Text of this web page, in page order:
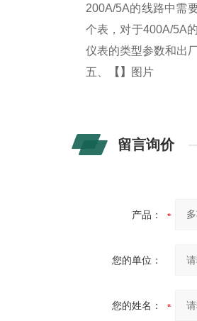
200A/5A的线路中需
个表，对于400A/5A
仪表的类型参数和出
五、
【 】 图片
留言询价
产品：
您的单位：
您的姓名：